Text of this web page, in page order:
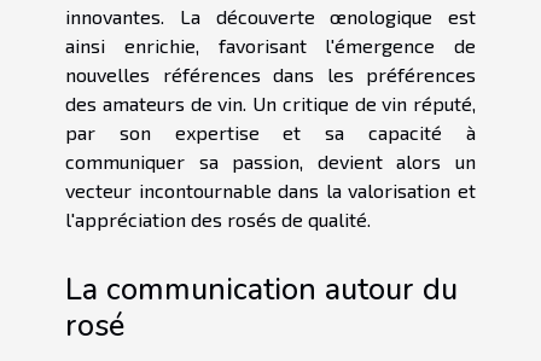
innovantes. La découverte œnologique est
ainsi enrichie, favorisant l'émergence de
nouvelles références dans les préférences
des amateurs de vin. Un critique de vin réputé,
par son expertise et sa capacité à
communiquer sa passion, devient alors un
vecteur incontournable dans la valorisation et
l'appréciation des rosés de qualité.
La communication autour du
rosé